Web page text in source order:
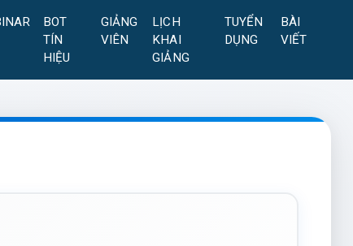
BOT
TÍN
HIỆU
GIẢNG
VIÊN
LỊCH
KHAI
GIẢNG
TUYỂN
DỤNG
BÀI
VIẾT